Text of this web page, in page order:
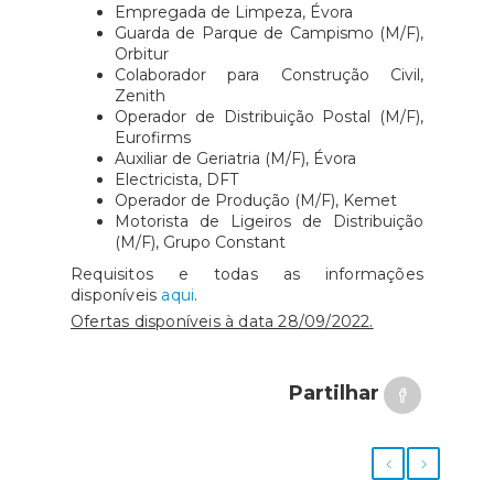
Empregada de Limpeza, Évora
Guarda de Parque de Campismo (M/F),
Orbitur
Colaborador para Construção Civil,
Zenith
Operador de Distribuição Postal (M/F),
Eurofirms
Auxiliar de Geriatria (M/F), Évora
Electricista, DFT
Operador de Produção (M/F), Kemet
Motorista de Ligeiros de Distribuição
(M/F), Grupo Constant
Requisitos e todas as informações
disponíveis aqui.
Ofertas disponíveis à data 28/09/2022.
Partilhar